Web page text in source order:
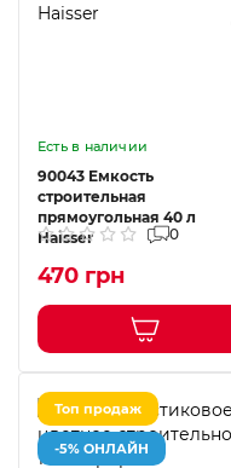
Есть в наличии
90043 Емкость
строительная
прямоугольная 40 л
Haisser
0
470 грн
Топ продаж
-5% ОНЛАЙН